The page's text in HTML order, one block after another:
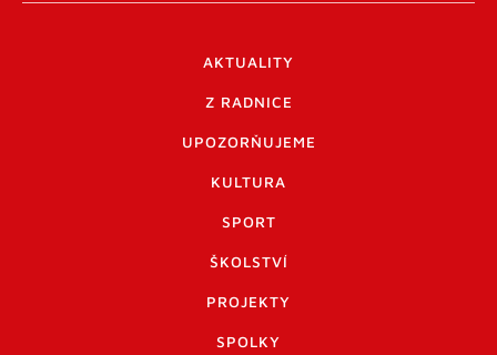
AKTUALITY
Z RADNICE
UPOZORŇUJEME
KULTURA
SPORT
ŠKOLSTVÍ
PROJEKTY
SPOLKY